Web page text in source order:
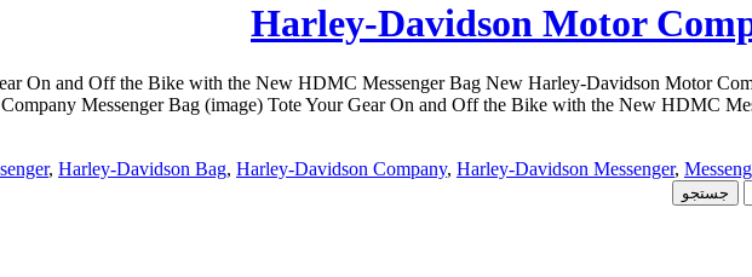
Harley-Davidson Motor
On and Off the Bike with the New HDMC Messenger Bag New Harley-Davidson Motor
Messenger Bag (image) Tote Your Gear On and Off the Bike with the New HDMC
, Harley-Davidson Bag, Harley-Davidson Company, Harley-Davidson Messenger,